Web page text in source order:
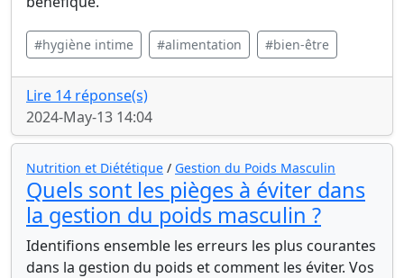
#hygiène intime #alimentation #bien-être
Lire 14 réponse(s)
2024-May-13 14:04
Nutrition et Diététique / Gestion du Poids Masculin
Quels sont les pièges à éviter dans
la gestion du poids masculin ?
Identifions ensemble les erreurs les plus courantes
dans la gestion du poids et comment les éviter. Vos